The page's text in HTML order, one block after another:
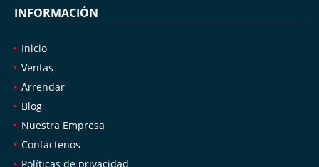
INFORMACIÓN
Inicio
Ventas
Arrendar
Blog
Nuestra Empresa
Contáctenos
Políticas de privacidad